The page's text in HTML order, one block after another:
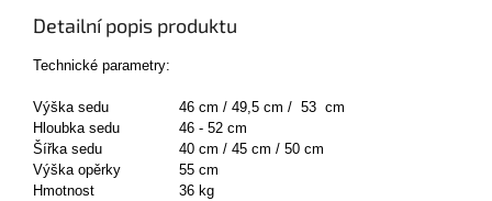
Detailní popis produktu
Technické parametry:
Výška sedu
46 cm / 49,5 cm / 53 cm
Hloubka sedu
46 - 52 cm
Šířka sedu
40 cm / 45 cm / 50 cm
Výška opěrky
55 cm
Hmotnost
36 kg